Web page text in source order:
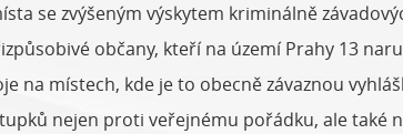
se zvýšeným výskytem kriminálně
občany, kteří na území Prahy 13
na místech, kde je to obecně závaznou
nejen proti veřejnému pořádku, ale také